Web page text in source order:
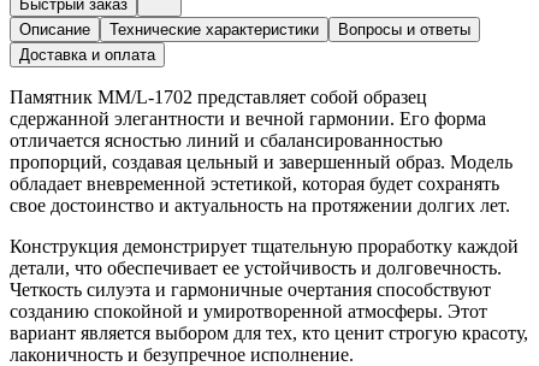
Быстрый заказ
Описание
Технические характеристики
Вопросы и ответы
Доставка и оплата
Памятник ММ/L-1702 представляет собой образец
сдержанной элегантности и вечной гармонии. Его форма
отличается ясностью линий и сбалансированностью
пропорций, создавая цельный и завершенный образ. Модель
обладает вневременной эстетикой, которая будет сохранять
свое достоинство и актуальность на протяжении долгих лет.
Конструкция демонстрирует тщательную проработку каждой
детали, что обеспечивает ее устойчивость и долговечность.
Четкость силуэта и гармоничные очертания способствуют
созданию спокойной и умиротворенной атмосферы. Этот
вариант является выбором для тех, кто ценит строгую красоту,
лаконичность и безупречное исполнение.